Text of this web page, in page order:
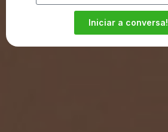
Iniciar a conversa!